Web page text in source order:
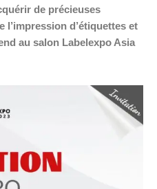
de précieuses
l’impression d’étiquettes et
au salon Labelexpo Asia